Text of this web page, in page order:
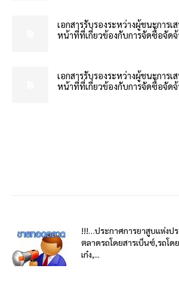
เอกสารรับรองระหว่างผู้ชนะการเ
หน้าที่ที่เกี่ยวข้องกับการจัดซื้อจัดจ้
เอกสารรับรองระหว่างผู้ชนะการเ
หน้าที่ที่เกี่ยวข้องกับการจัดซื้อจัดจ้
!!!…ประกาศการยาสูบแห่งป
ตลาดรถโดยสารเบ็นซ์,รถโ
เก๋ง,...